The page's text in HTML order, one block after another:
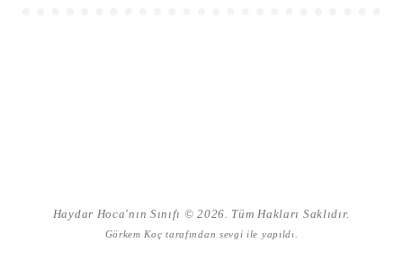
Haydar Hoca'nın Sınıfı © 2026. Tüm Hakları Saklıdır.
Görkem Koç tarafından sevgi ile yapıldı.